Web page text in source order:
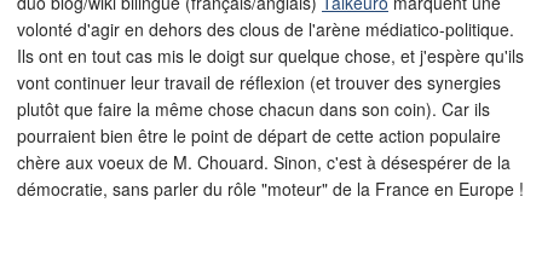
volonté d'agir en dehors des clous de l'arène médiatico-politique.
Ils ont en tout cas mis le doigt sur quelque chose, et j'espère qu'ils
vont continuer leur travail de réflexion (et trouver des synergies
plutôt que faire la même chose chacun dans son coin). Car ils
pourraient bien être le point de départ de cette action populaire
chère aux voeux de M. Chouard. Sinon, c'est à désespérer de la
démocratie, sans parler du rôle "moteur" de la France en Europe !